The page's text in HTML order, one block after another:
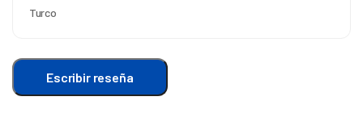
Turco
Escribir reseña